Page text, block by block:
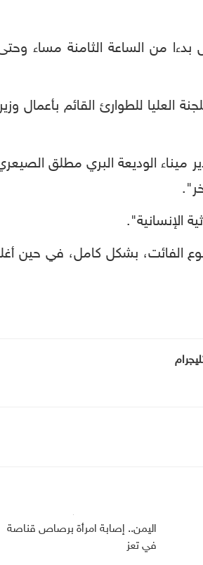
من الساعة الثامنة مساء
العليا للطوارئ القائم بأعمال
ميناء الوديعة البري مطلق
الإنسانية".
الفائت، بشكل كامل، في
اليمن.. إصابة امرأة برصاص قناصة
في تعز